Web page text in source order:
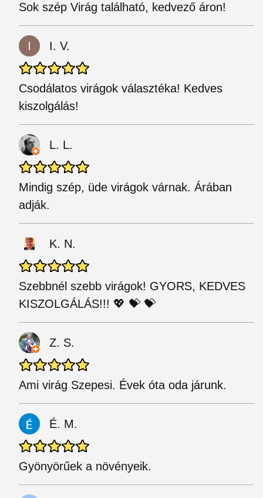
Sok szép Virág található, kedvező áron!
I. V.
Csodálatos virágok választéka! Kedves
kiszolgálás!
L. L.
Mindig szép, üde virágok várnak. Árában
adják.
K. N.
Szebbnél szebb virágok! GYORS, KEDVES
KISZOLGÁLÁS!!! 💖 💝 💝
Z. S.
Ami virág Szepesi. Évek óta oda járunk.
É. M.
Gyönyörűek a növényeik.